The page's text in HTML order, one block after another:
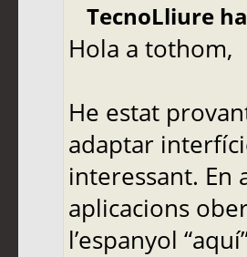
TecnoLliure
Hola a tothom,
He estat
adaptar
interessant. En
aplicacions
l’espanyol